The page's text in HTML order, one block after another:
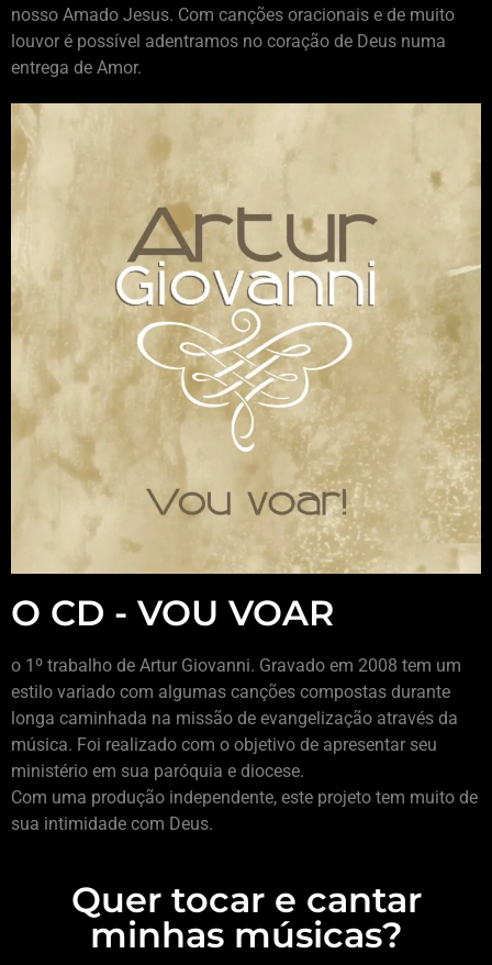
nosso Amado Jesus. Com canções oracionais e de muito
louvor é possível adentramos no coração de Deus numa
entrega de Amor.
O CD - VOU VOAR
o 1º trabalho de Artur Giovanni. Gravado em 2008 tem um
estilo variado com algumas canções compostas durante
longa caminhada na missão de evangelização através da
música. Foi realizado com o objetivo de apresentar seu
ministério em sua paróquia e diocese.
Com uma produção independente, este projeto tem muito de
sua intimidade com Deus.
Quer tocar e cantar
minhas músicas?